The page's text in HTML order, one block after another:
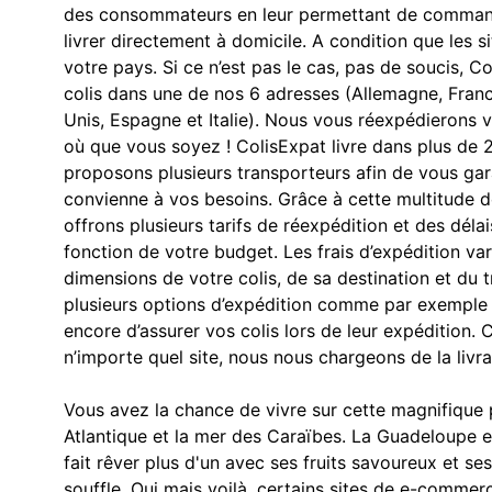
des consommateurs en leur permettant de
livrer directement à domicile. A condition que les
votre pays. Si ce n’est pas le cas, pas de soucis,
colis dans une de nos 6 adresses (Allemagne,
Unis, Espagne et Italie). Nous vous réexpédierons
où que vous soyez ! ColisExpat livre dans plus de
proposons plusieurs transporteurs afin de vous
convienne à vos besoins. Grâce à cette multitude
offrons plusieurs tarifs de réexpédition et des
fonction de votre budget. Les frais d’expédition
dimensions de votre colis, de sa destination et du
plusieurs options d’expédition comme par
encore d’assurer vos colis lors de leur expédition.
n’importe quel site, nous nous chargeons de la
Vous avez la chance de vivre sur cette
Atlantique et la mer des Caraïbes. La Guadeloupe
fait rêver plus d'un avec ses fruits savoureux et